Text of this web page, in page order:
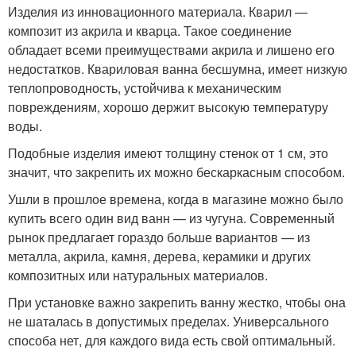
Изделия из инновационного материала. Кварил —
композит из акрила и кварца. Такое соединение
обладает всеми преимуществами акрила и лишено его
недостатков. Квариловая ванна бесшумна, имеет низкую
теплопроводность, устойчива к механическим
повреждениям, хорошо держит высокую температуру
воды.
Подобные изделия имеют толщину стенок от 1 см, это
значит, что закрепить их можно бескаркасным способом.
Ушли в прошлое времена, когда в магазине можно было
купить всего один вид ванн — из чугуна. Современный
рынок предлагает гораздо больше вариантов — из
металла, акрила, камня, дерева, керамики и других
композитных или натуральных материалов.
При установке важно закрепить ванну жестко, чтобы она
не шаталась в допустимых пределах. Универсального
способа нет, для каждого вида есть свой оптимальный.